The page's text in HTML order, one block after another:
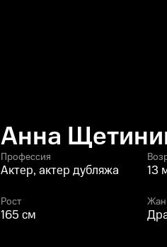
Анна
Профессия
Актер, актер дубляжа 13
Рост
165 см